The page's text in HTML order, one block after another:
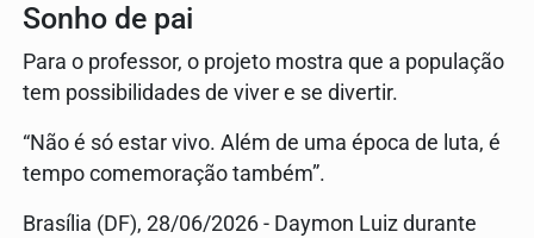
Sonho de pai
Para o professor, o projeto mostra que a população
tem possibilidades de viver e se divertir.
“Não é só estar vivo. Além de uma época de luta, é
tempo comemoração também”.
Brasília (DF), 28/06/2026 - Daymon Luiz durante